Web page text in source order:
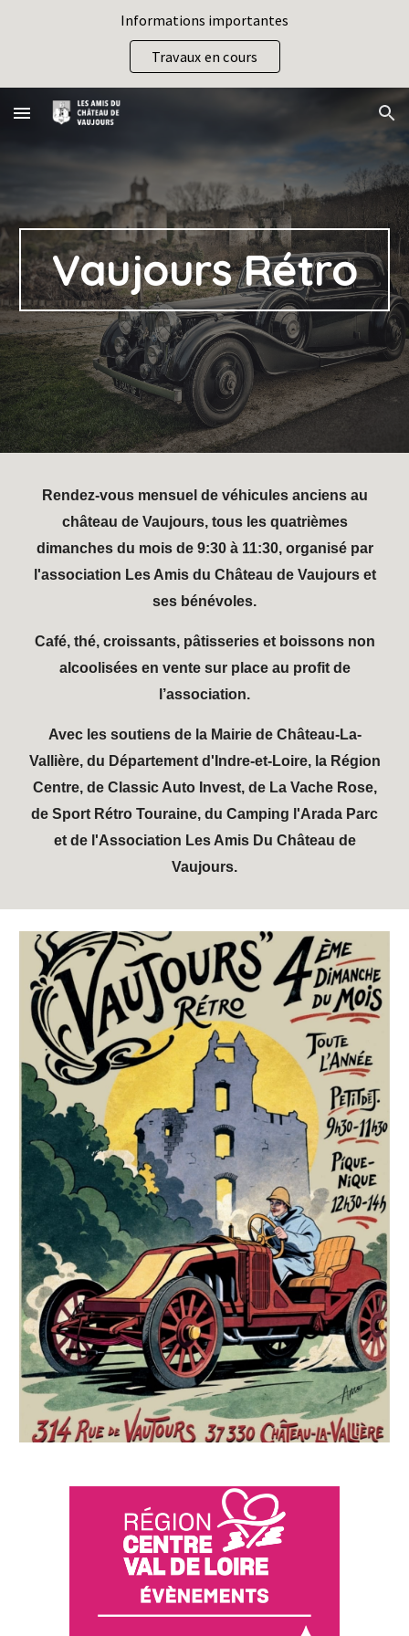
Informations importantes
Travaux en cours
Vaujours Rétro
Rendez-vous mensuel de véhicules anciens au
château de Vaujours, tous les quatrièmes
dimanches du mois de 9:30 à 11:30, organisé par
l'association Les Amis du Château de Vaujours et
ses bénévoles.
Café, thé, croissants, pâtisseries et boissons non
alcoolisées en vente sur place au profit de
l’association.
Avec les soutiens de la Mairie de Château-La-
Vallière, du Département d'Indre-et-Loire, la Région
Centre, de Classic Auto Invest, de La Vache Rose,
de Sport Rétro Touraine, du Camping l'Arada Parc
et de l'Association Les Amis Du Château de
Vaujours.